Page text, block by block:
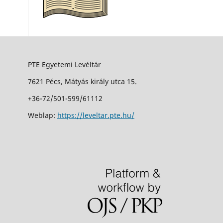
PTE Egyetemi Levéltár
7621 Pécs, Mátyás király utca 15.
+36-72/501-599/61112
Weblap: https://leveltar.pte.hu/